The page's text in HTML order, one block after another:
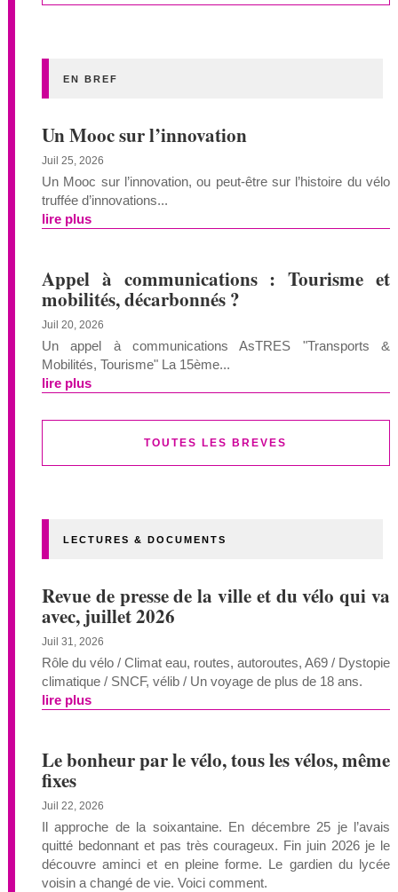
EN BREF
Un Mooc sur l’innovation
Juil 25, 2026
Un Mooc sur l’innovation, ou peut-être sur l’histoire du vélo
truffée d’innovations...
lire plus
Appel à communications : Tourisme et
mobilités, décarbonnés ?
Juil 20, 2026
Un appel à communications AsTRES "Transports &
Mobilités, Tourisme" La 15ème...
lire plus
TOUTES LES BREVES
LECTURES & DOCUMENTS
Revue de presse de la ville et du vélo qui va
avec, juillet 2026
Juil 31, 2026
Rôle du vélo / Climat eau, routes, autoroutes, A69 / Dystopie
climatique / SNCF, vélib / Un voyage de plus de 18 ans.
lire plus
Le bonheur par le vélo, tous les vélos, même
fixes
Juil 22, 2026
Il approche de la soixantaine. En décembre 25 je l’avais
quitté bedonnant et pas très courageux. Fin juin 2026 je le
découvre aminci et en pleine forme. Le gardien du lycée
voisin a changé de vie. Voici comment.